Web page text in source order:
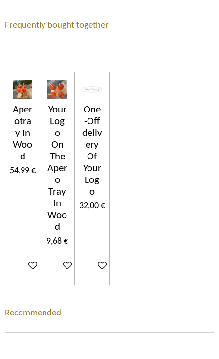
Frequently bought together
Aper
otra
y In
Woo
d
54,99 €
Añadir al carrito
Your
Log
o
On
The
Aper
o
Tray
In
Woo
d
9,68 €
Añadir al carrito
One
-Off
deliv
ery
Of
Your
Log
o
32,00 €
Añadir al carrito
Recommended